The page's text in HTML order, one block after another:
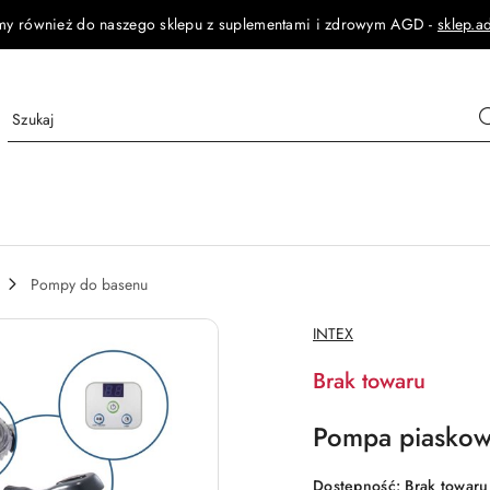
również do naszego sklepu z suplementami i zdrowym AGD -
Pompy do basenu
NAZWA
PRODUCENTA:
INTEX
Brak towaru
Pompa
Dostępność: Brak towaru